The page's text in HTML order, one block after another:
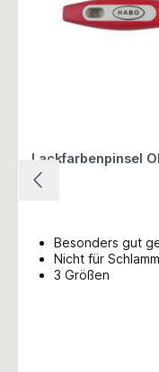
Lackfarbenpinsel
Besonders gut
Nicht für
3 Größen